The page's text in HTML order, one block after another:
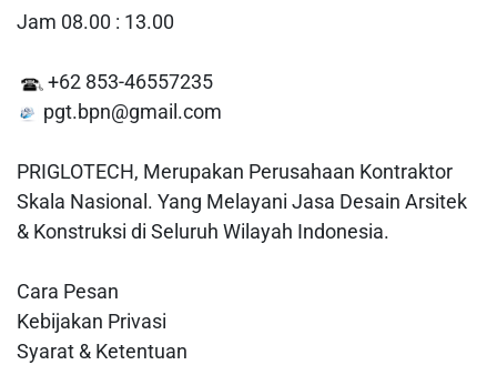
Jam 08.00 : 13.00
+62 853-46557235
pgt.bpn@gmail.com
PRIGLOTECH, Merupakan Perusahaan Kontraktor
Skala Nasional. Yang Melayani Jasa Desain Arsitek
& Konstruksi di Seluruh Wilayah Indonesia.
Cara Pesan
Kebijakan Privasi
Syarat & Ketentuan